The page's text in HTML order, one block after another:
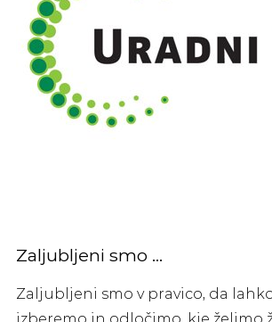
Zaljubljeni smo …
Zaljubljeni smo v pravico, da
izberemo in odločimo, kje želimo